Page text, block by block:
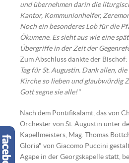
und übernehmen darin die
Kantor, Kommunionhelfer,
Noch ein besonderes Lob für die
Ökumene. Es sieht aus wie eine
Übergriffe in der Zeit der
Zum Abschluss dankte der Bischof:
Tag für St. Augustin. Dank allen,
Kirche so lieben und glaubwürdig
Gott segne sie alle!"
Nach dem Pontifikalamt, das von
Orchester von St. Augustin unter
Kapellmeisters, Mag. Thomas
Gloria" von Giacomo Puccini
Agape in der Georgskapelle statt,